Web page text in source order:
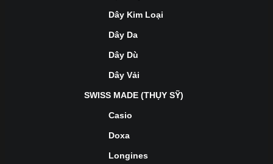
Dây Kim Loại
Dây Da
Dây Dù
Dây Vải
SWISS MADE (THỤY SỸ)
Casio
Doxa
Longines